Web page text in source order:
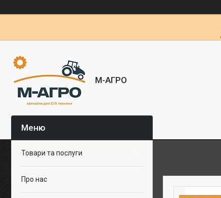
М-АГРО
Товари та послуги
Про нас